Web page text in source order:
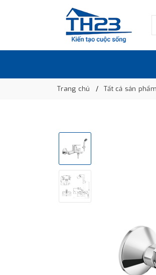
Trang chủ Tất cả sản phẩm